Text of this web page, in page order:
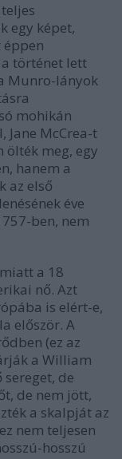
egy képet,
éppen
történet lett
Munro-lányok
mohikán
Jane McCrea-t
ölték meg, egy
hanem a
az első
éve
ben, nem
a 18
nő. Azt
is elért-e,
először. A
(ez az
a William
de
de nem jött,
a skalpját az
nem teljesen
hosszú